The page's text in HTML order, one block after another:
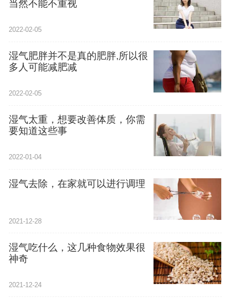
当然不能不重视
2022-02-05
湿气肥胖并不是真的肥胖,所以很
多人可能减肥减
2022-02-05
湿气太重，想要改善体质，你需
要知道这些事
2022-01-04
湿气去除，在家就可以进行调理
2021-12-28
湿气吃什么，这几种食物效果很
神奇
2021-12-24